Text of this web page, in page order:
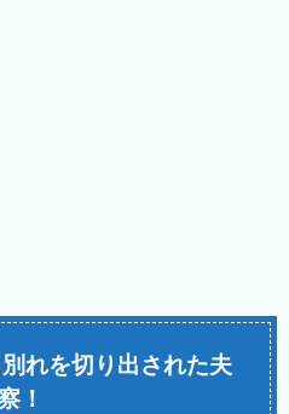
れを切り出された夫
！